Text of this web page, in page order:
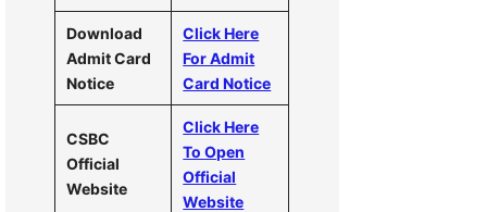
Download
Admit Card
Notice
Click Here
For Admit
Card Notice
CSBC
Official
Website
Click Here
To Open
Official
Website